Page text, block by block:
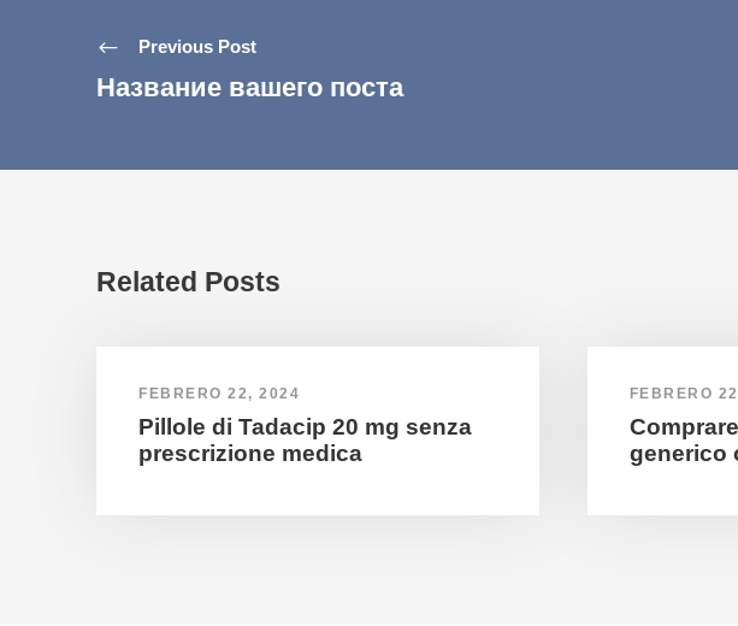
Previous Post
Название вашего поста
Related Posts
FEBRERO 22, 2024
Pillole di Tadacip 20 mg senza
prescrizione medica
FEBRERO
generico